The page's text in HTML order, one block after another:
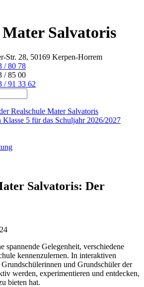
Mater Salvatoris
Str. 28, 50169 Kerpen-Horrem
/ 80 78
/ 85 00
/ 91 33 62
Realschule Mater Salvatoris
Klasse 5 für das Schuljahr 2026/2027
Salvatoris: Der
spannende Gelegenheit, verschiedene
kennenzulernen. In interaktiven
und Grundschüler der
werden, experimentieren und entdecken,
bieten hat.